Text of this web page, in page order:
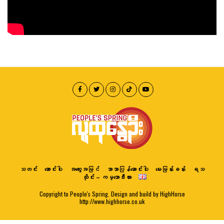
သတင်း ဆောင်းပါး အတွေးအမြင် ဘာသာပြန်ဆောင်းပါး မေးမြန်းခန်း
ရသ
ထိုင်း – ကမ္ဘောဒီးယား
Copyright to People's Spring. Design and build by HighHorse
http://www.highhorse.co.uk